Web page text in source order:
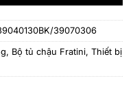
39070306
, Bộ tủ chậu Fratini, Thiết bị